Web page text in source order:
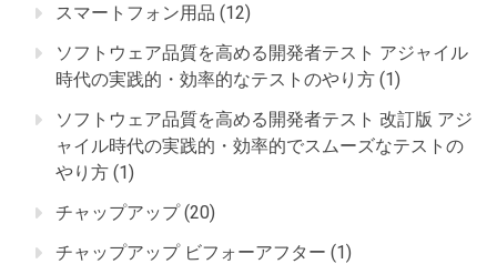
スマートフォン用品 (12)
ソフトウェア品質を高める開発者テスト アジャイル
時代の実践的・効率的なテストのやり方 (1)
ソフトウェア品質を高める開発者テスト 改訂版 アジ
ャイル時代の実践的・効率的でスムーズなテストの
やり方 (1)
チャップアップ(20)
チャップアップ ビフォーアフター (1)